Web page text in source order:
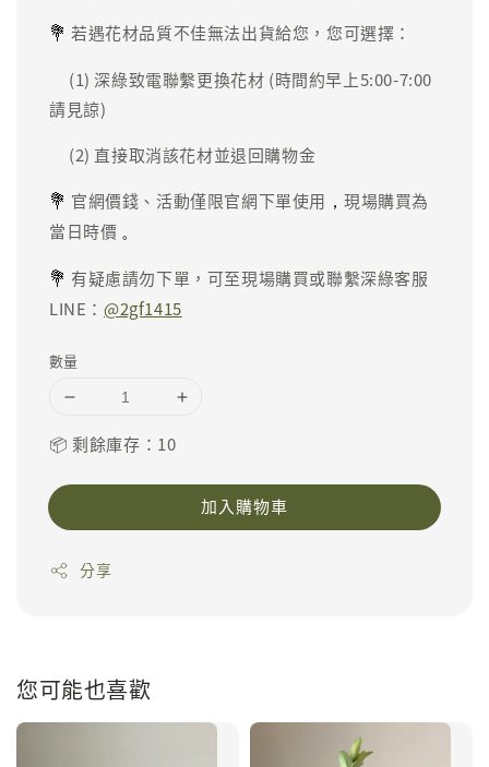
💐 若遇花材品質不佳無法出貨給您，您可選擇：
(1) 深綠致電聯繫更換花材 (時間約早上5:00-7:00
請見諒)
(2) 直接取消該花材並退回購物金
💐 官網價錢、活動僅限官網下單使用 ， 現場購買為
當日時價 。
💐 有疑慮請勿下單，可至現場購買或聯繫深綠客服
LINE： @2gf1415
數量
📦 剩餘庫存：10
加入購物車
分享
您可能也喜歡